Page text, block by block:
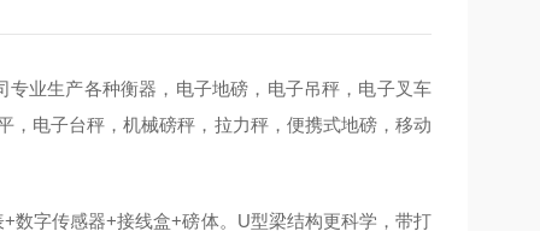
专业生产各种衡器，电子地磅，电子吊秤，电子叉车
，电子台秤，机械磅秤，拉力秤，便携式地磅，移动
数字传感器+接线盒+磅体。U型梁结构更科学，带打